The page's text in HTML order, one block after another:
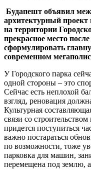
Будапешт объявил
архитектурный проект
на территории
прекрасное место
сформулировать
современном
У Городского парка
одной стороны – это
Сейчас есть неплохой
взгляд, реновация
Культурная
связи со
придется поступиться
важно постараться
по возможности, тоже
парковка для машин,
перемещена под землю, а